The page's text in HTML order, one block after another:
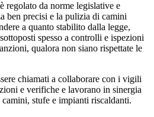
regolato da norme legislative e
ben precisi e la pulizia di camini
a quanto stabilito dalla legge,
spesso a controlli e ispezioni
qualora non siano rispettate le
chiamati a collaborare con i vigili
e verifiche e lavorano in sinergia
stufe e impianti riscaldanti.